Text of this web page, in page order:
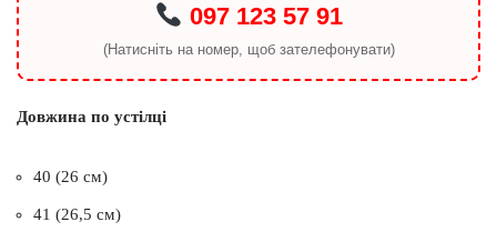
097 123 57 91
(Натисніть на номер, щоб зателефонувати)
Довжина по устілці
40 (26 см)
41 (26,5 см)